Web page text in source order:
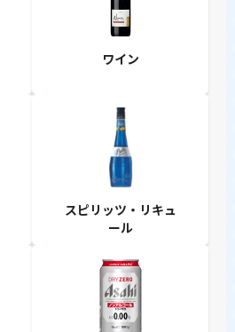
ワイン
スピリッツ・リキュ
ール